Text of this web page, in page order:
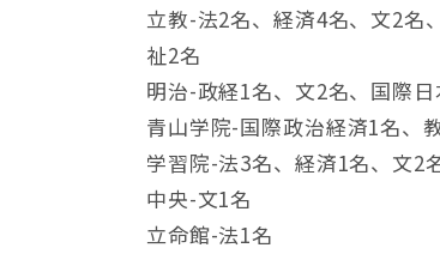
立教-法2名、経済4名、文2名
祉2名
明治-政経1名、文2名、国際日
青山学院-国際政治経済1名、
学習院-法3名、経済1名、文2
中央-文1名
立命館-法1名